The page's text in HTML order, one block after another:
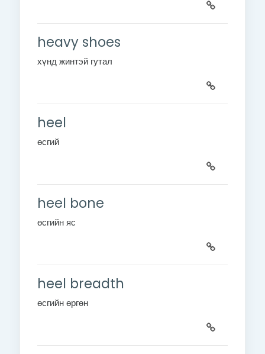
heavy shoes
хүнд жинтэй гутал
heel
өсгий
heel bone
өсгийн яс
heel breadth
өсгийн өргөн